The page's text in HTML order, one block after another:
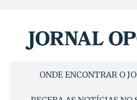
ONDE ENCONTRAR O